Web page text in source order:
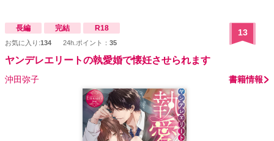
長編 完結 R18
お気に入り:134 24h.ポイント： 35
13
ヤンデレエリートの執愛婚で懐妊させられます
沖田弥子 書籍情報